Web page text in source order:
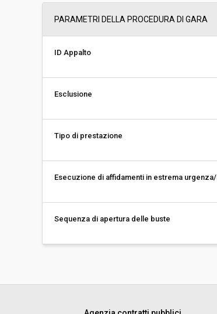
PARAMETRI DELLA PROCEDURA DI GARA
ID Appalto
Esclusione
Tipo di prestazione
Esecuzione di affidamenti in estrema
Sequenza di apertura delle buste